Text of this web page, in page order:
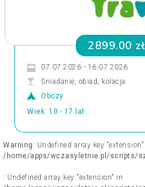
2899.00 zł
07.07.2026 - 16.07.2026
Śniadanie, obiad, kolacja
Obozy
Wiek: 10 - 17 lat
Warning : Undefined array key
/home/apps/wczasyletnie.pl/scripts/
: Undefined array key "extension" in